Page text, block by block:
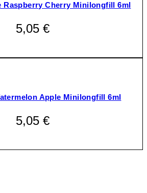
Raspberry Cherry Minilongfill 6ml
5,05 €
Apple Minilongfill 6ml
5,05 €